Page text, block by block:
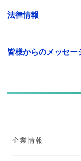
法律情報
皆様からのメッセー
企業情報